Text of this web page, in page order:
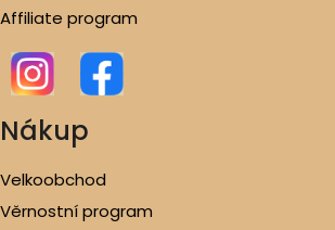
Affiliate program
Nákup
Velkoobchod
Věrnostní program